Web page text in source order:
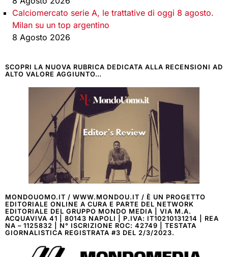
Calciomercato serie A, le trattative di oggi 8 agosto.
Milan su un top argentino
8 Agosto 2026
SCOPRI LA NUOVA RUBRICA DEDICATA ALLA RECENSIONI AD
ALTO VALORE AGGIUNTO…
MONDOUOMO.IT / WWW.MONDOU.IT / È UN PROGETTO
EDITORIALE ONLINE A CURA E PARTE DEL NETWORK
EDITORIALE DEL GRUPPO MONDO MEDIA | VIA M.A.
ACQUAVIVA 41 | 80143 NAPOLI | P.IVA: IT10210131214 | REA
NA – 1125832 | N° ISCRIZIONE ROC: 42749 | TESTATA
GIORNALISTICA REGISTRATA #3 DEL 2/3/2023.